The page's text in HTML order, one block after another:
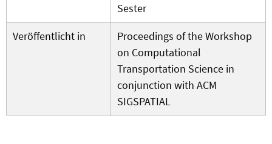
Sester
Veröffentlicht in
Proceedings of the Workshop
on Computational
Transportation Science in
conjunction with ACM
SIGSPATIAL